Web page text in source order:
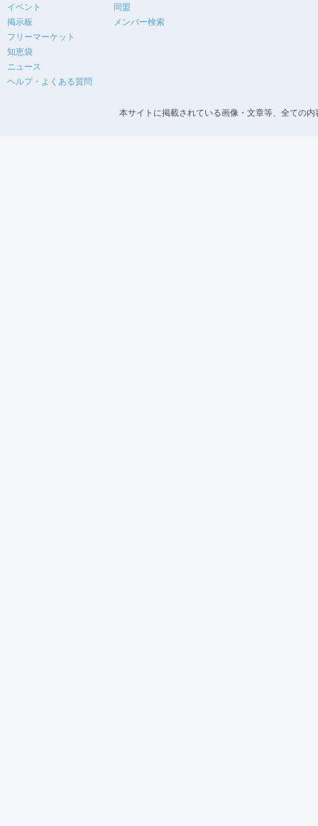
イベント
掲示板
フリーマーケット
知恵袋
ニュース
ヘルプ・よくある質問
同盟
メンバー検索
本サイトに掲載されている画像・文章等、全ての